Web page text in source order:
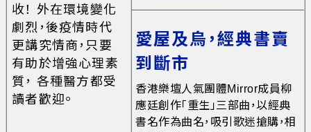
收！ 外在環境變化
劇烈，後疫情時代
更講究情商，只要
有助於增強心理素
質， 各種醫方都受
讀者歡迎。
愛屋及烏，經典書賣
到斷市
香港樂壇人氣團體Mirror成員柳
應廷創作「重生」三部曲，以經典
書名作為曲名，吸引歌迷搶購，相